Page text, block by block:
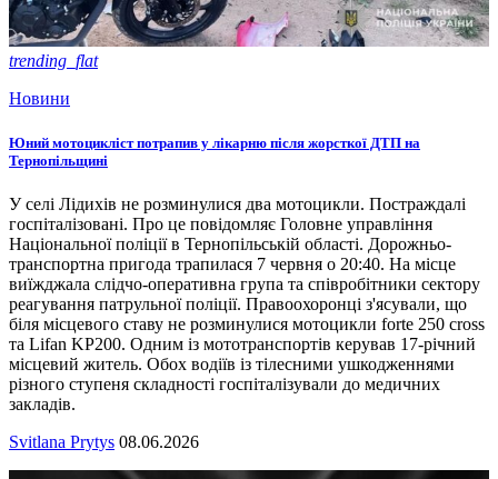
trending_flat
Новини
Юний мотоцикліст потрапив у лікарню після жорсткої ДТП на
Тернопільщині
У селі Лідихів не розминулися два мотоцикли. Постраждалі
госпіталізовані. Про це повідомляє Головне управління
Національної поліції в Тернопільській області. Дорожньо-
транспортна пригода трапилася 7 червня о 20:40. На місце
виїжджала слідчо-оперативна група та співробітники сектору
реагування патрульної поліції. Правоохоронці з'ясували, що
біля місцевого ставу не розминулися мотоцикли forte 250 cross
та Lifan KP200. Одним із мототранспортів керував 17-річний
місцевий житель. Обох водіїв із тілесними ушкодженнями
різного ступеня складності госпіталізували до медичних
закладів.
Svitlana Prytys 08.06.2026